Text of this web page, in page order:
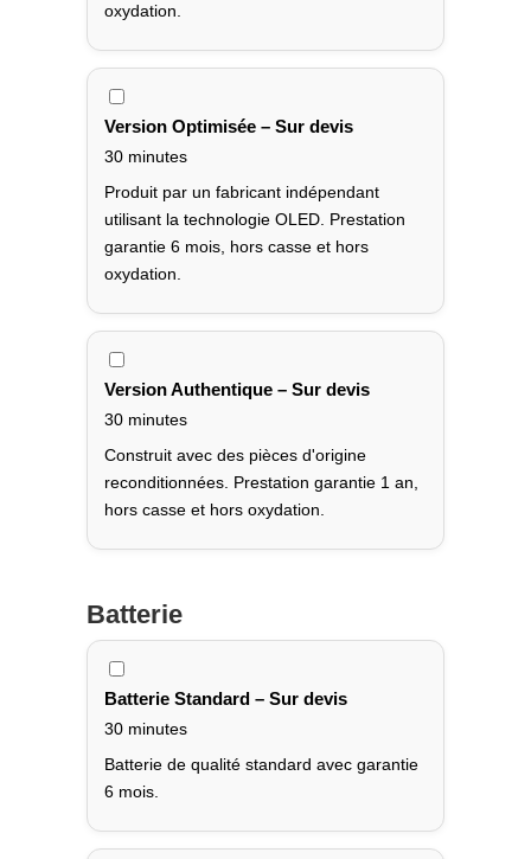
oxydation.
Version Optimisée – Sur devis
30 minutes
Produit par un fabricant indépendant
utilisant la technologie OLED. Prestation
garantie 6 mois, hors casse et hors
oxydation.
Version Authentique – Sur devis
30 minutes
Construit avec des pièces d'origine
reconditionnées. Prestation garantie 1 an,
hors casse et hors oxydation.
Batterie
Batterie Standard – Sur devis
30 minutes
Batterie de qualité standard avec garantie
6 mois.